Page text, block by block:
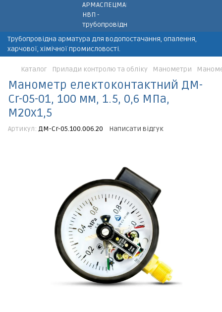
Трубопровідна арматура для водопостачання, опалення,
харчової, хімічної промисловості.
Каталог Прилади контролю та обліку Манометри
Манометр електоконтактний ДМ-
Cr-05-01, 100 мм, 1.5, 0,6 МПа,
М20х1,5
Артикул: ДМ-Cr-05.100.006.20 Написати відгук